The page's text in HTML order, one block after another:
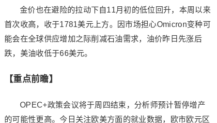
金价也在避险的拉动下自11月初的低位回升，本周以来
首次收高，收于1781美元上方。因市场担心Omicron变种可
能会在全球供应增加之际削减石油需求，油价昨日先涨后
跌，美油收低于66美元。
【重点前瞻】
OPEC+政策会议将于周四结束，分析师预计暂停增产
的可能性更高。今日关注欧美方面的就业数据，欧市欧元区